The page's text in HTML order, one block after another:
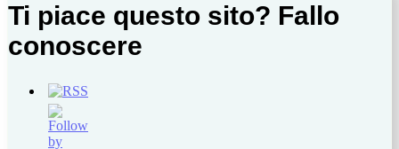
Ti piace questo sito? Fallo
conoscere